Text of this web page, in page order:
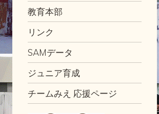
教育本部
リンク
SAMデータ
ジュニア育成
チームみえ 応援ページ